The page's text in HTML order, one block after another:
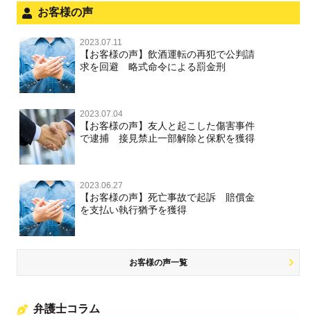
お客様の声
2023.07.11
【お客様の声】飲酒運転の再犯で公判請
求を回避 略式命令による罰金刑
2023.07.04
【お客様の声】友人と起こした傷害事件
で逮捕 接見禁止一部解除と保釈を獲得
2023.06.27
【お客様の声】死亡事故で起訴 賠償金
を支払い執行猶予を獲得
お客様の声一覧
弁護士コラム